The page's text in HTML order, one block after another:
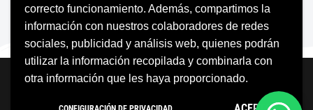
correcto funcionamiento. Además, compartimos la
información con nuestros colaboradores de redes
sociales, publicidad y análisis web, quienes podrán
utilizar la información recopilada y combinarla con
otra información que les haya proporcionado.
Neve | Funciona gracias a WordPress
Política de cookies